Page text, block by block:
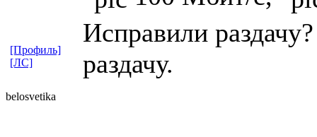
Исправили
раздачу.
[Профиль]
[ЛС]
belosvetika